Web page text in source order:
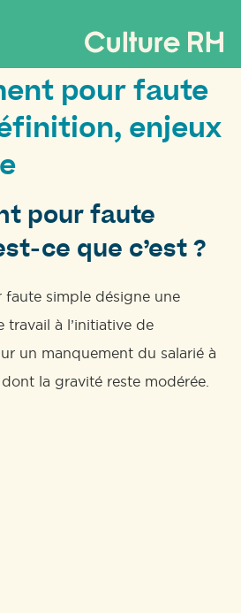
pour faute
enjeux
pour faute
ce que c’est ?
simple désigne une
à l’initiative de
un manquement du salarié à
la gravité reste modérée.